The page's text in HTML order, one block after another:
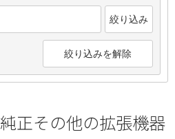
絞り込み
絞り込みを解除
純正その他の拡張機器